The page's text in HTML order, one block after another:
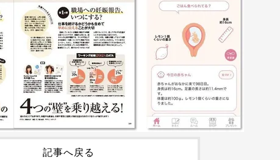
記事へ戻る